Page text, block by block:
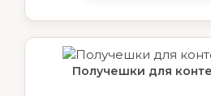
Получешки для